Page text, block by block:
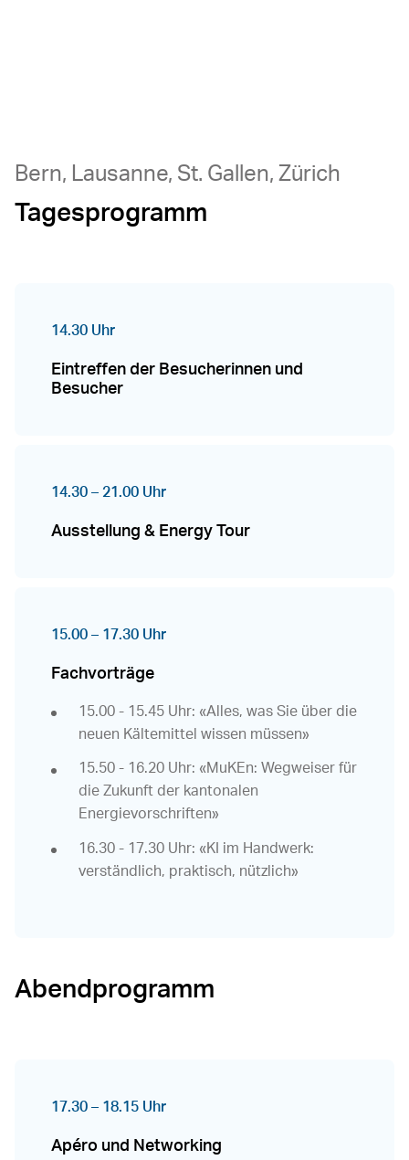
Bern, Lausanne, St. Gallen, Zürich
Tagesprogramm
14.30 Uhr
Eintreffen der Besucherinnen und
Besucher
14.30 – 21.00 Uhr
Ausstellung & Energy Tour
15.00 – 17.30 Uhr
Fachvorträge
15.00 - 15.45 Uhr: «Alles, was Sie über die
neuen Kältemittel wissen müssen»
15.50 - 16.20 Uhr: «MuKEn: Wegweiser für
die Zukunft der kantonalen
Energievorschriften»
16.30 - 17.30 Uhr: «KI im Handwerk:
verständlich, praktisch, nützlich»
Abendprogramm
17.30 – 18.15 Uhr
Apéro und Networking